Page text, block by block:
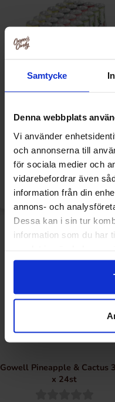
Samtycke
Denna webbplats
Vi använder
och annonserna till
för sociala medier och
vidarebefordrar även
information från din
annons- och
Dessa kan i sin tur
information som du har
Gowell Mixflak 33cl x
749.90 kr/stk
Overvåke
Gowell Pineapple & Cactus
x 24st